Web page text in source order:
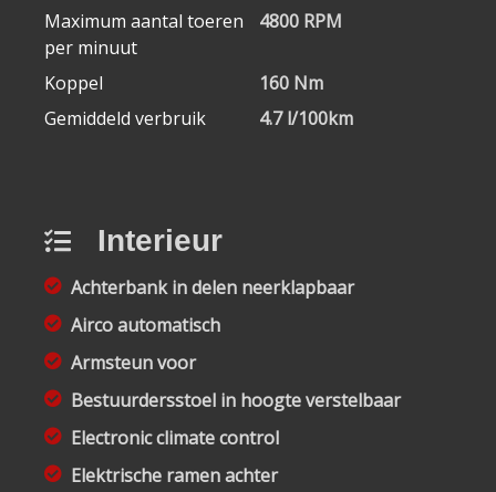
Maximum aantal toeren
per minuut
4800 RPM
Koppel
160 Nm
Gemiddeld verbruik
4.7 l/100km
Interieur
Achterbank in delen neerklapbaar
Airco automatisch
Armsteun voor
Bestuurdersstoel in hoogte verstelbaar
Electronic climate control
Elektrische ramen achter